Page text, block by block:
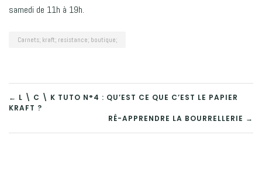
samedi de 11h à 19h.
Carnets; kraft; resistance; boutique;
NAVIGATION
DE
← L \ C \ K TUTO N°4 : QU’EST CE QUE C’EST LE PAPIER
KRAFT ?
RÉ-APPRENDRE LA BOURRELLERIE →